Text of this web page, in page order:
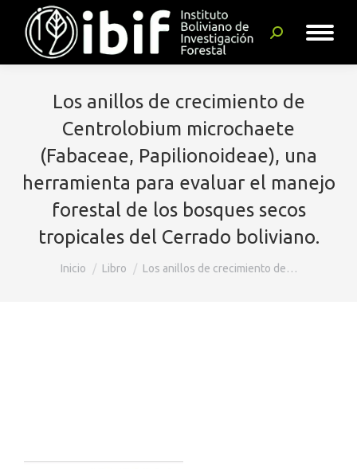
Buscar:
Los anillos de crecimiento de
Centrolobium microchaete
(Fabaceae, Papilionoideae), una
herramienta para evaluar el manejo
forestal de los bosques secos
tropicales del Cerrado boliviano.
Estás aquí:
Inicio Libro Los anillos de crecimiento de…